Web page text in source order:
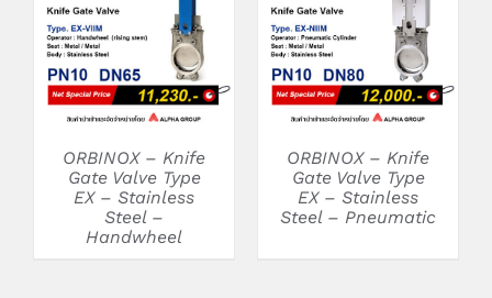
ORBINOX – Knife
Gate Valve Type
EX – Stainless
Steel –
Handwheel
ORBINOX – Knife
Gate Valve Type
EX – Stainless
Steel – Pneumatic